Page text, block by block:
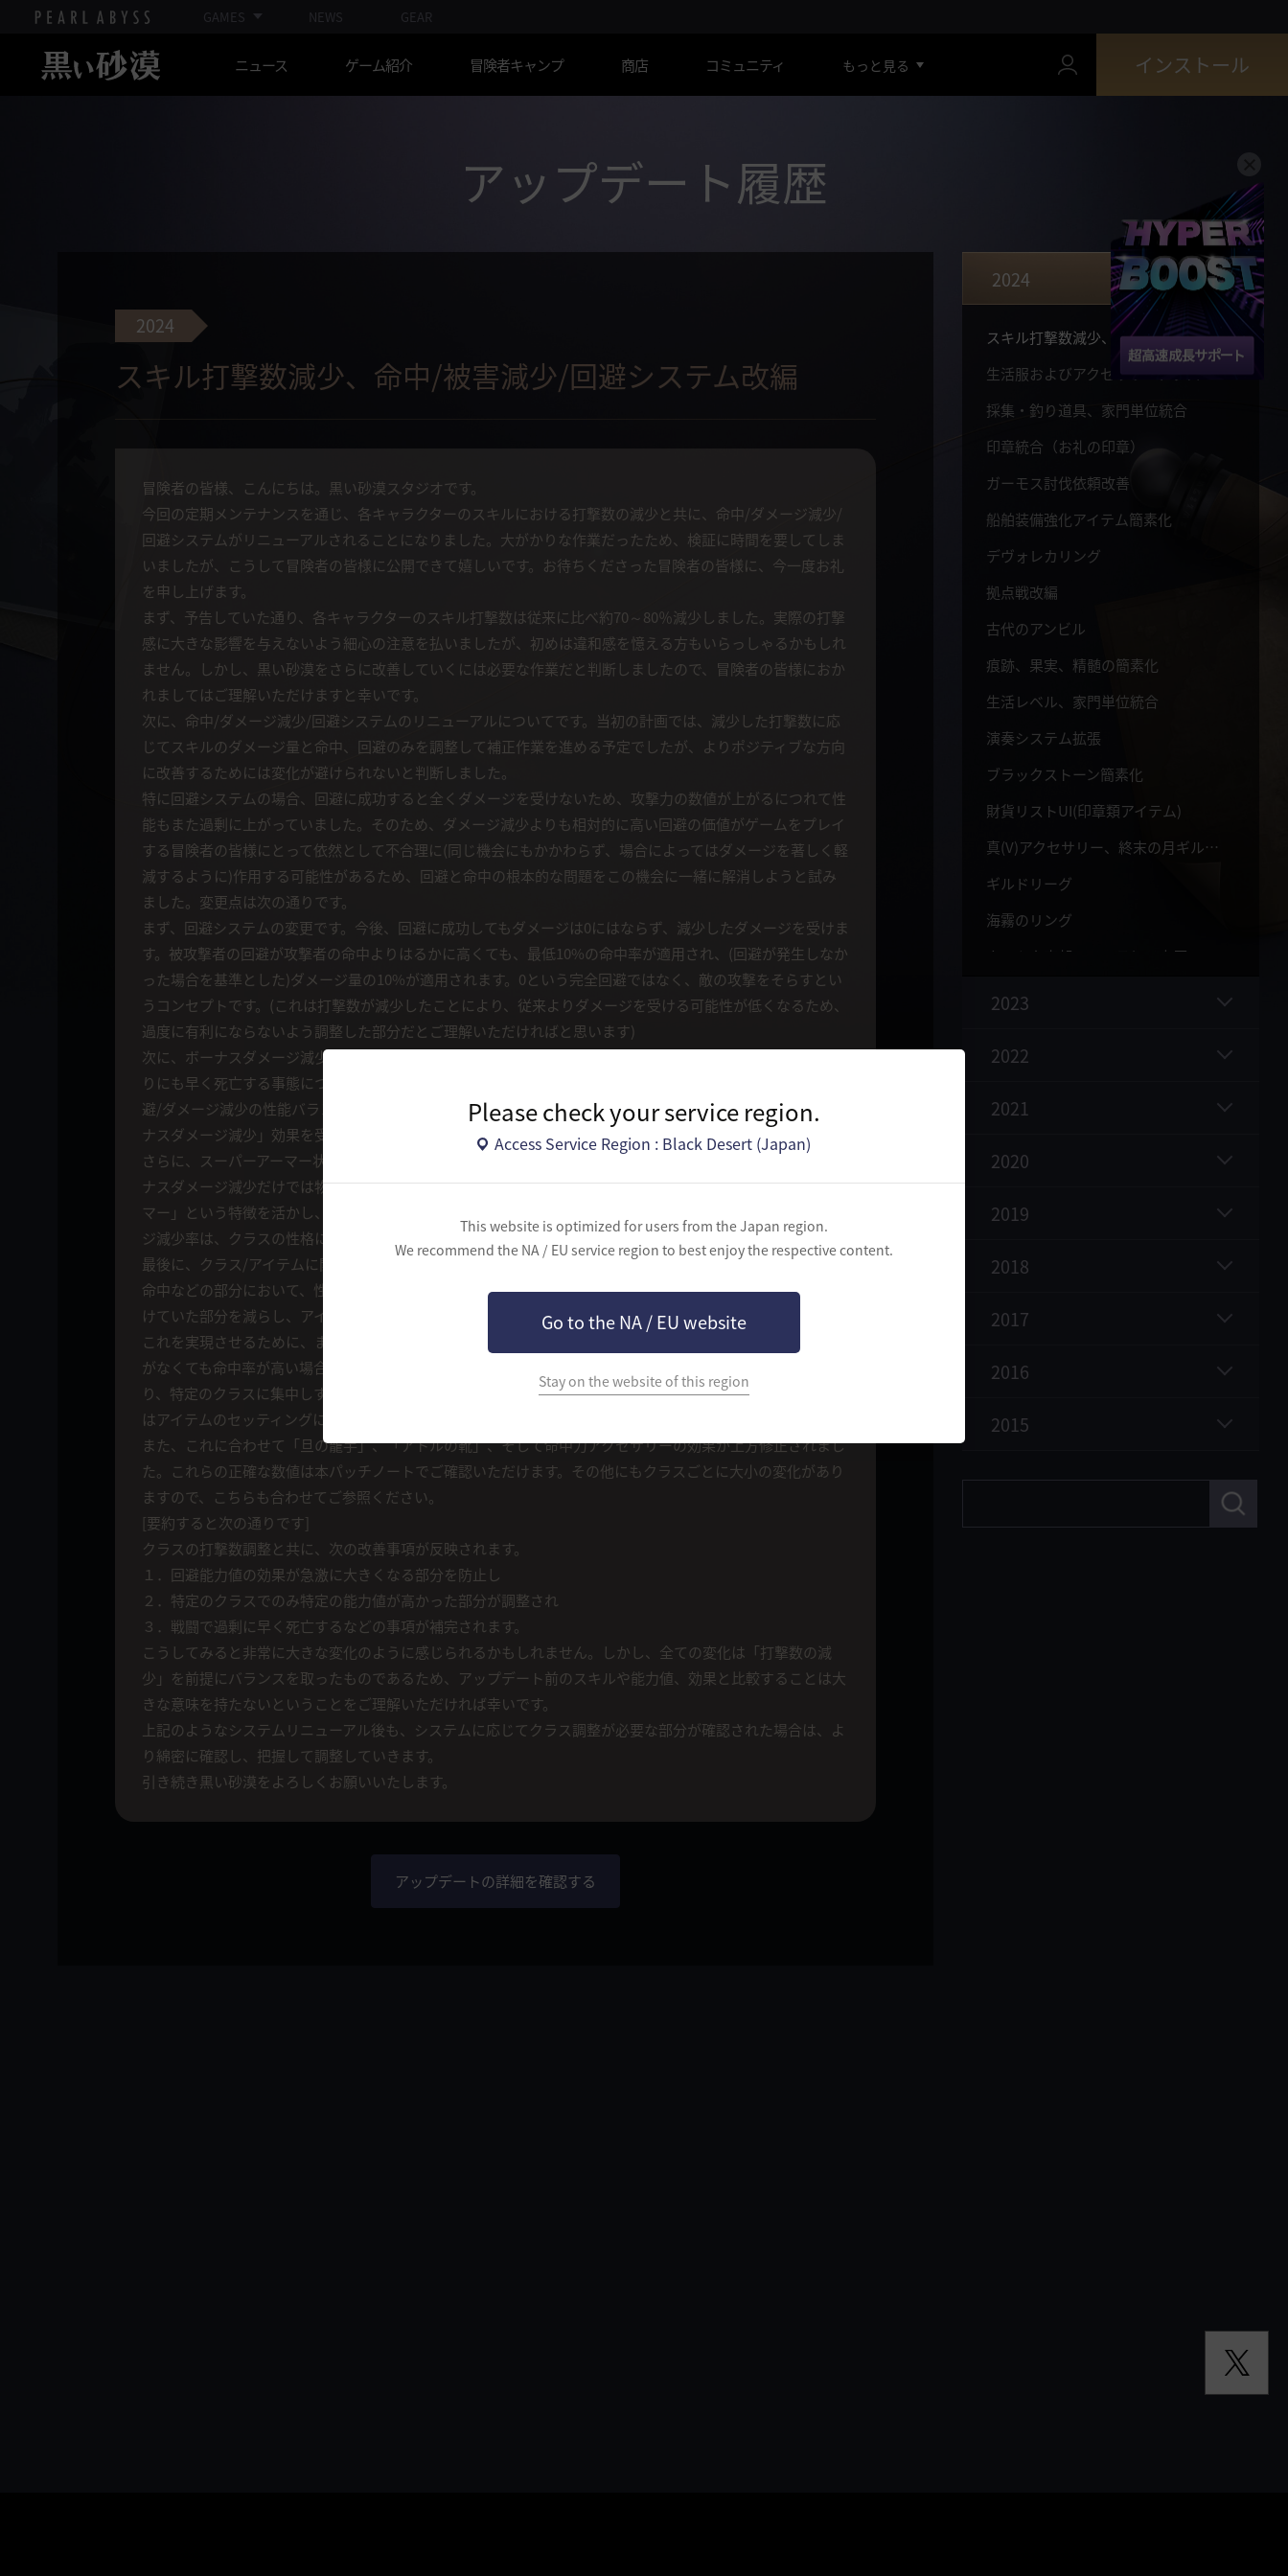
GAMES NEWS GEAR
Please check your service region.
Access Service Region : Black Desert (Japan)
This website is optimized for users from the Japan region.
We recommend the NA / EU service region to best enjoy the respective content.
Go to the NA / EU website
Stay on the website of this region
ニュース ゲーム紹介 冒険者キャンプ 商店 コミュニティ もっと見る インストール
アップデート履歴
2024
スキル打撃数減少、命中/被害減少/回避システム改編
冒険者の皆様、こんにちは。黒い砂漠スタジオです。
今回の定期メンテナンスを通じ、各キャラクターのスキルにおける打撃数の減少と共に、命中/ダメージ減少/
回避システムがリニューアルされることになりました。大がかりな作業だったため、検証に時間を要してしま
いましたが、こうして冒険者の皆様に公開できて嬉しいです。お待ちくださった冒険者の皆様に、今一度お礼
を申し上げます。
まず、予告していた通り、各キャラクターのスキル打撃数は従来に比べ約70～80％減少しました。実際の打撃
感に大きな影響を与えないよう細心の注意を払いましたが、初めは違和感を憶える方もいらっしゃるかもしれ
ません。しかし、黒い砂漠をさらに改善していくには必要な作業だと判断しましたので、冒険者の皆様におか
れましてはご理解いただけますと幸いです。
次に、命中/ダメージ減少/回避システムのリニューアルについてです。当初の計画では、減少した打撃数に応
じてスキルのダメージ量と命中、回避のみを調整して補正作業を進める予定でしたが、よりポジティブな方向
に改善するためには変化が避けられないと判断しました。
特に回避システムの場合、回避に成功すると全くダメージを受けないため、攻撃力の数値が上がるにつれて性
能もまた過剰に上がっていました。そのため、ダメージ減少よりも相対的に高い回避の価値がゲームをプレイ
する冒険者の皆様にとって依然として不合理に(同じ機会にもかかわらず、場合によってはダメージを著しく軽
減するように)作用する可能性があるため、回避と命中の根本的な問題をこの機会に一緒に解消しようと試み
ました。変更点は次の通りです。
まず、回避システムの変更です。今後、回避に成功してもダメージは0にはならず、減少したダメージを受けま
す。被攻撃者の回避が攻撃者の命中よりはるかに高くても、最低10%の命中率が適用され、(回避が発生しなか
った場合を基準とした)ダメージ量の10%が適用されます。0という完全回避ではなく、敵の攻撃をそらすとい
うコンセプトです。(これは打撃数が減少したことにより、従来よりダメージを受ける可能性が低くなるため、
過度に有利にならないよう調整した部分だとご理解いただければと思います)
次に、ボーナスダメージ減少システムの追加です。現在、多くの冒険者の皆様からPvPでキャラクターがあま
りにも早く死亡する事態についてご意見をいただいておりましたが、この機会に徹底的に調整することで回
避/ダメージ減少の性能バランスを合わせることを目指しました。これにより、防御力の数値に応じて「ボー
ナスダメージ減少」効果を受けることができます。
さらに、スーパーアーマー状態の時に受けるダメージ量が減少します。全体的なバランスを考慮した際、ボー
ナスダメージ減少だけでは物足りないものの、さらに上げれば過剰になる可能性があるため、「スーパーアー
マー」という特徴を活かし、ここぞという瞬間に効果的に活用できるようにする意図です。適用されるダメー
ジ減少率は、クラスの性格によって異なる部分も存在します。
最後に、クラス/アイテムに関連する命中/ダメージ減少/回避の変更です。要約すると、ダメージ減少と回避、
命中などの部分において、性能ではなく、惹かれるクラスを選択できるように、クラス自体に過度に影響を受
けていた部分を減らし、アイテムのセッティングにより影響を受けるように改善しました。
これを実現させるために、まず各クラスのスキル命中補正値を変更しました。一部のクラスはアイテムの補助
がなくても命中率が高い場合がありましたが、今回の機会にこのような部分も最小化を図りました。これによ
り、特定のクラスに集中しすぎていた命中/回避能力値は「クラスの特色を維持する範囲内」で調整し、残り
はアイテムのセッティングによってプレイの方向性を決められるように変更しました。
また、これに合わせて「旦の籠手」、「アトルの靴」、そして命中力アクセサリーの効果が上方修正されまし
た。これらの正確な数値は本パッチノートでご確認いただけます。その他にもクラスごとに大小の変化があり
ますので、こちらも合わせてご参照ください。
[要約すると次の通りです]
クラスの打撃数調整と共に、次の改善事項が反映されます。
１．回避能力値の効果が急激に大きくなる部分を防止し
２．特定のクラスでのみ特定の能力値が高かった部分が調整され
３．戦闘で過剰に早く死亡するなどの事項が補完されます。
こうしてみると非常に大きな変化のように感じられるかもしれません。しかし、全ての変化は「打撃数の減
少」を前提にバランスを取ったものであるため、アップデート前のスキルや能力値、効果と比較することは大
きな意味を持たないということをご理解いただければ幸いです。
上記のようなシステムリニューアル後も、システムに応じてクラス調整が必要な部分が確認された場合は、よ
り綿密に確認し、把握して調整していきます。
引き続き黒い砂漠をよろしくお願いいたします。
アップデートの詳細を確認する
2024
真(V)ブラックスター武器獲得
「セレンディア」、「カルフェオン」メイン依頼リニューアル：ジョルダインサーガ
アトラクシオン、闇の狭間報酬改善
スキル打撃数減少、命中/被害減少/回避システム改編
生活服およびアクセサリー、クロン石使用
採集・釣り道具、家門単位統合
印章統合（お礼の印章）
ガーモス討伐依頼改善
船舶装備強化アイテム簡素化
デヴォレカリング
拠点戦改編
古代のアンビル
痕跡、果実、精髄の簡素化
生活レベル、家門単位統合
演奏システム拡張
ブラックストーン簡素化
財貨リストUI(印章類アイテム)
真(V)アクセサリー、終末の月ギルドの支援
ギルドリーグ
海霧のリング
ウルキタ南部、イスラヒド高原
マグヌス（深淵の井戸）移動改善
羅針盤アイテムの改善(砂漠と大洋)
黒い祠討伐地域への移動
2023
2022
2021
2020
2019
2018
2017
2016
2015
検